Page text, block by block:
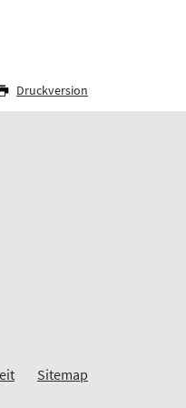
Druckversion
Sitemap